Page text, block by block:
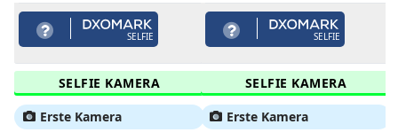
SELFIE
SELFIE KAMERA
Erste Kamera
SELFIE
SELFIE KAMERA
Erste Kamera